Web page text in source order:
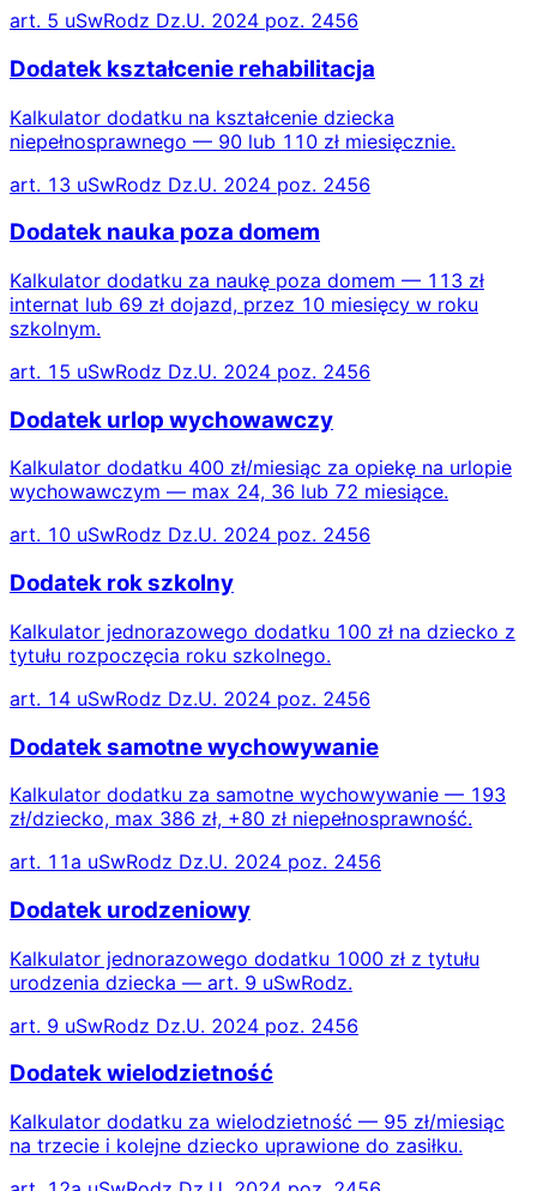
art. 5 uSwRodz Dz.U. 2024 poz. 2456
Dodatek kształcenie rehabilitacja
Kalkulator dodatku na kształcenie dziecka
niepełnosprawnego — 90 lub 110 zł miesięcznie.
art. 13 uSwRodz Dz.U. 2024 poz. 2456
Dodatek nauka poza domem
Kalkulator dodatku za naukę poza domem — 113 zł
internat lub 69 zł dojazd, przez 10 miesięcy w roku
szkolnym.
art. 15 uSwRodz Dz.U. 2024 poz. 2456
Dodatek urlop wychowawczy
Kalkulator dodatku 400 zł/miesiąc za opiekę na urlopie
wychowawczym — max 24, 36 lub 72 miesiące.
art. 10 uSwRodz Dz.U. 2024 poz. 2456
Dodatek rok szkolny
Kalkulator jednorazowego dodatku 100 zł na dziecko z
tytułu rozpoczęcia roku szkolnego.
art. 14 uSwRodz Dz.U. 2024 poz. 2456
Dodatek samotne wychowywanie
Kalkulator dodatku za samotne wychowywanie — 193
zł/dziecko, max 386 zł, +80 zł niepełnosprawność.
art. 11a uSwRodz Dz.U. 2024 poz. 2456
Dodatek urodzeniowy
Kalkulator jednorazowego dodatku 1000 zł z tytułu
urodzenia dziecka — art. 9 uSwRodz.
art. 9 uSwRodz Dz.U. 2024 poz. 2456
Dodatek wielodzietność
Kalkulator dodatku za wielodzietność — 95 zł/miesiąc
na trzecie i kolejne dziecko uprawione do zasiłku.